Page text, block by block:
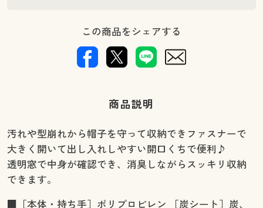
この商品をシェアする
商品説明
汚れや型崩れから帽子を守って収納できファスナーで
大きく開いて出し入れしやすい開口くちで便利♪
透明窓で中身が確認でき、消臭しながらスッキリ収納
できます。
■［本体・持ち手］ポリプロピレン ［炭シート］炭、